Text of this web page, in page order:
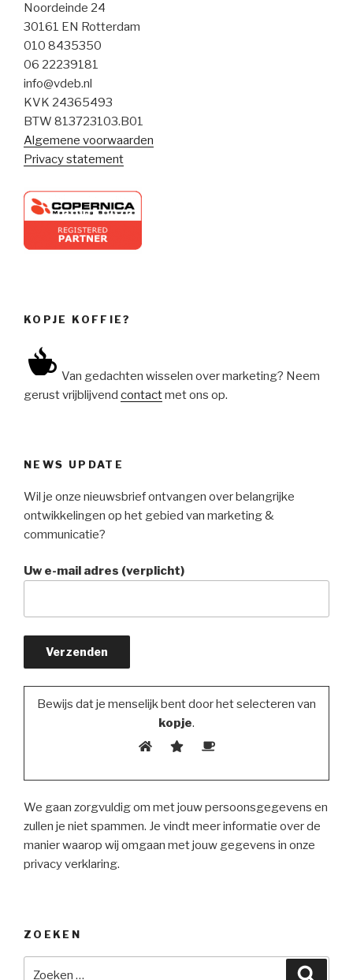
Noordeinde 24
30161 EN Rotterdam
010 8435350
06 22239181
info@vdeb.nl
KVK 24365493
BTW 813723103.B01
Algemene voorwaarden
Privacy statement
KOPJE KOFFIE?
Van gedachten wisselen over marketing? Neem
gerust vrijblijvend contactmet ons op.
NEWS UPDATE
Wil je onze nieuwsbrief ontvangen over belangrijke
ontwikkelingen op het gebied van marketing &
communicatie?
Uw e-mail adres (verplicht)
Bewijs dat je menselijk bent door het selecteren van
kopje.
We gaan zorgvuldig om met jouw persoonsgegevens en
zullen je niet spammen. Je vindt meer informatie over de
manier waarop wij omgaan met jouw gegevens in onze
privacy verklaring.
ZOEKEN